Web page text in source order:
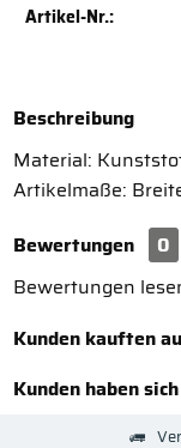
Artikel-Nr.:
Beschreibung
Material:
Artikelmaße:
Bewertungen
0
Bewertungen
Kunden kauften
Kunden haben